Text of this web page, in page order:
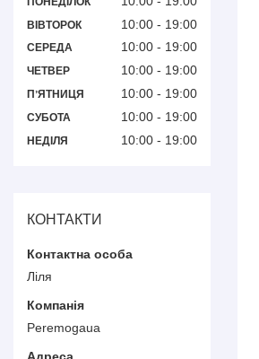
ВІВТОРОК 10:00 19:00
СЕРЕДА 10:00 19:00
ЧЕТВЕР 10:00 19:00
ПʼЯТНИЦЯ 10:00 19:00
СУБОТА 10:00 19:00
НЕДІЛЯ 10:00 19:00
КОНТАКТИ
Ліля
Peremogaua